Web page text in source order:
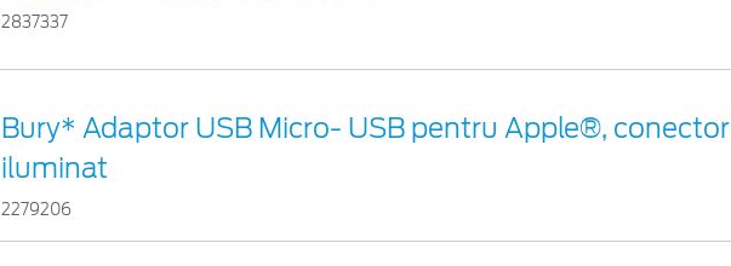
2837337
Bury* Adaptor USB Micro- USB pentru Apple®, conector
iluminat
2279206